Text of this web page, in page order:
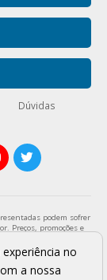
Dúvidas
podem sofrer
Preços, promoções e
pagamentos a vista
e confirmação de
no
a nossa